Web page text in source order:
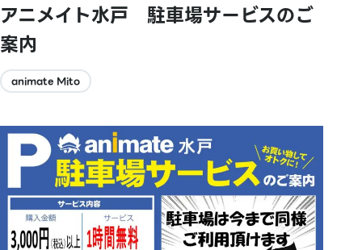
アニメイト水戸 駐車場サービスのご
案内
animate Mito